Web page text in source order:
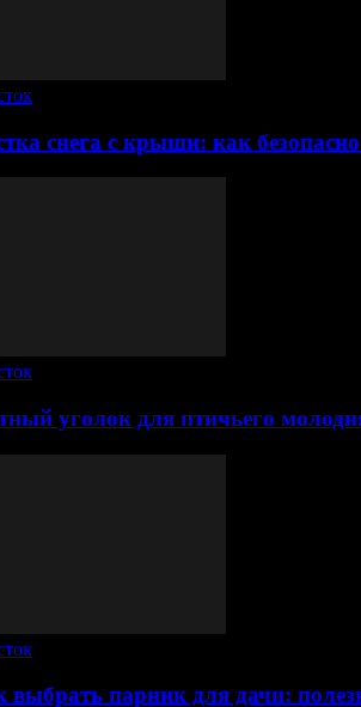
снега с крыши: как
уголок для птичьего
выбрать парник для дачи: